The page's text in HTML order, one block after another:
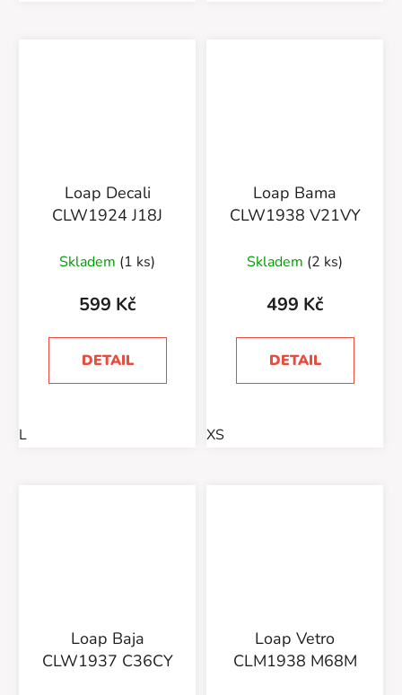
Loap Decali
CLW1924 J18J
Skladem (1 ks)
599 Kč
DETAIL
L
Loap Bama
CLW1938 V21VY
Skladem (2 ks)
499 Kč
DETAIL
XS
Loap Baja
CLW1937 C36CY
Loap Vetro
CLM1938 M68M